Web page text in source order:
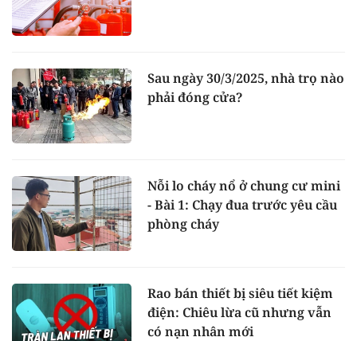
Sau ngày 30/3/2025, nhà trọ nào
phải đóng cửa?
Nỗi lo cháy nổ ở chung cư mini
- Bài 1: Chạy đua trước yêu cầu
phòng cháy
Rao bán thiết bị siêu tiết kiệm
điện: Chiêu lừa cũ nhưng vẫn
có nạn nhân mới